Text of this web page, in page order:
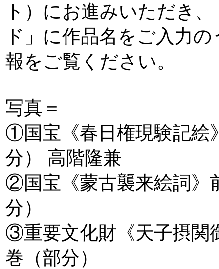
ト）にお進みいただき
ド」に作品名をご入力
報をご覧ください。
写真＝
①国宝《春日権現験記絵
分） 高階隆兼
②国宝《蒙古襲来絵詞》
分）
③重要文化財《天子摂関
巻（部分）